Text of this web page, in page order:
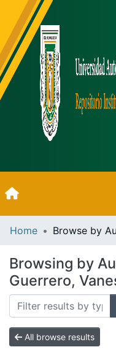
All
Home Browse by
Browsing by
Guerrero,
All browse results